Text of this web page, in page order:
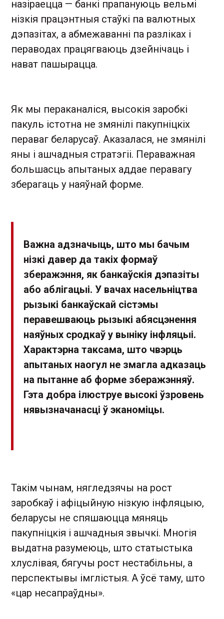
назіраецца — банкі прапануюць вельмі
нізкія працэнтныя стаўкі па валютных
дэпазітах, а абмежаванні па разліках і
пераводах працягваюць дзейнічаць і
нават пашырацца.
Як мы пераканаліся, высокія заробкі
пакуль істотна не змянілі пакупніцкіх
пераваг беларусаў. Аказалася, не змянілі
яны і ашчадныя стратэгіі. Пераважная
большасць апытаных аддае перавагу
зберагаць у наяўнай форме.
Важна адзначыць, што мы бачым
нізкі давер да такіх формаў
зберажэння, як банкаўскія дэпазіты
або аблігацыі. У вачах насельніцтва
рызыкі банкаўскай сістэмы
перавешваюць рызыкі абясцэнення
наяўных сродкаў у выніку інфляцыі.
Характэрна таксама, што чвэрць
апытаных наогул не змагла адказаць
на пытанне аб форме зберажэнняў.
Гэта добра ілюструе высокі ўзровень
нявызначанасці ў эканоміцы.
Такім чынам, нягледзячы на рост
заробкаў і афіцыйную нізкую інфляцыю,
беларусы не спяшаюцца мяняць
пакупніцкія і ашчадныя звычкі. Многія
выдатна разумеюць, што статыстыка
хлуслівая, бягучы рост нестабільны, а
перспектывы імглістыя. А ўсё таму, што
«цар несапраўдны».